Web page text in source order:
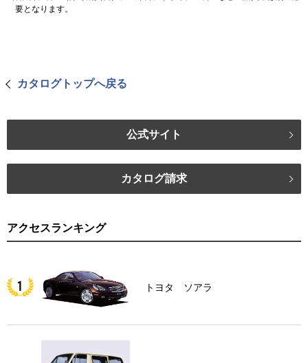
要となります。
カタログトップへ戻る
公式サイト
カタログ請求
アクセスランキング
トヨタ ソアラ